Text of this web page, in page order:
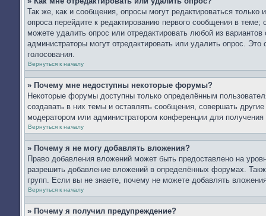
Так же, как и сообщения, опросы могут редактироваться
опроса перейдите к редактированию первого сообщения в
можете удалить опрос или отредактировать любой из
администраторы могут отредактировать или удалить опрос.
голосования.
Вернуться к началу
» Почему мне недоступны некоторые форумы?
Некоторые форумы доступны только определённым
создавать в них темы и оставлять сообщения, совершать
модератором или администратором конференции для получения
Вернуться к началу
» Почему я не могу добавлять вложения?
Право добавления вложений может быть предоставлено на
разрешить добавление вложений в определённых форумах.
групп. Если вы не знаете, почему не можете добавлять
Вернуться к началу
» Почему я получил предупреждение?